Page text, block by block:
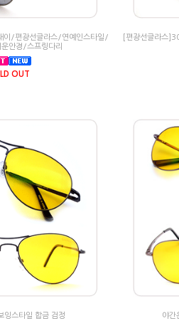
이/편광선글라스/연예인스타일/
안경/스프링다리
OUT
[편광선글라스
잉스타일 합금 검정 야간